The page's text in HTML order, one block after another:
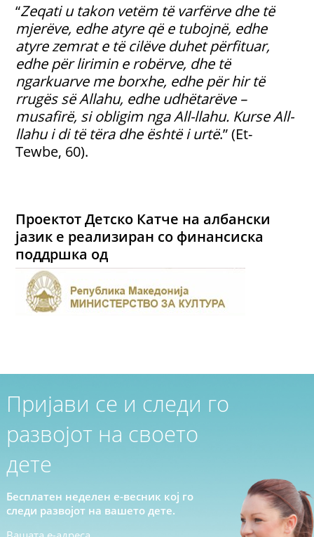
“Zeqati u takon vetëm të varfërve dhe të
mjerëve, edhe atyre që e tubojnë, edhe
atyre zemrat e të cilëve duhet përfituar,
edhe për lirimin e robërve, dhe të
ngarkuarve me borxhe, edhe për hir të
rrugës së Allahu, edhe udhëtarëve –
musafirë, si obligim nga All-llahu. Kurse All-
llahu i di të tëra dhe është i urtë.” (Et-
Tewbe, 60).
Проектот Детско Катче на албански
јазик е реализиран со финансиска
поддршка од
Пријави се и следи го
развојот на своето
дете
Бесплатен неделен е-весник кој го
следи развојот на вашето дете.